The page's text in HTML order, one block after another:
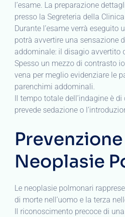
l’esame. La preparazione
presso la Segreteria della
Durante l’esame verrà eseguito
potrà avvertire una sensazione
addominale: il disagio avvertito
Spesso un mezzo di contrasto
vena per meglio evidenziare le
parenchimi addominali.
Il tempo totale dell’indagine è
prevede sedazione o
Neoplasie
Le neoplasie polmonari
di morte nell’uomo e la terza
Il riconoscimento precoce di